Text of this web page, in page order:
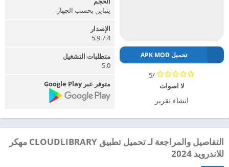
تحميل APK MOD
/5
لا اصوات
انشاء تقرير
يتباين بحسب الجهاز
الإصدار
5.9.7.4
متطلبات التشغيل
5.0
متوفر عبر Google Play
التفاصيل والمراجعة لـ تحميل تطبيق CLOUDLIBRARY مهكر
للاندرويد 2024